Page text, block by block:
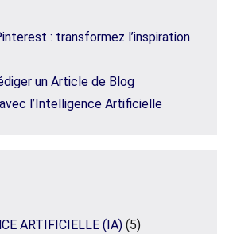
: transformez l’inspiration
un Article de Blog
l’Intelligence Artificielle
ARTIFICIELLE (IA) (5)